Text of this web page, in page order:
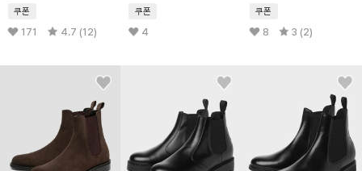
쿠폰
171 4.7 (12)
쿠폰
4
쿠폰
8 3 (2)